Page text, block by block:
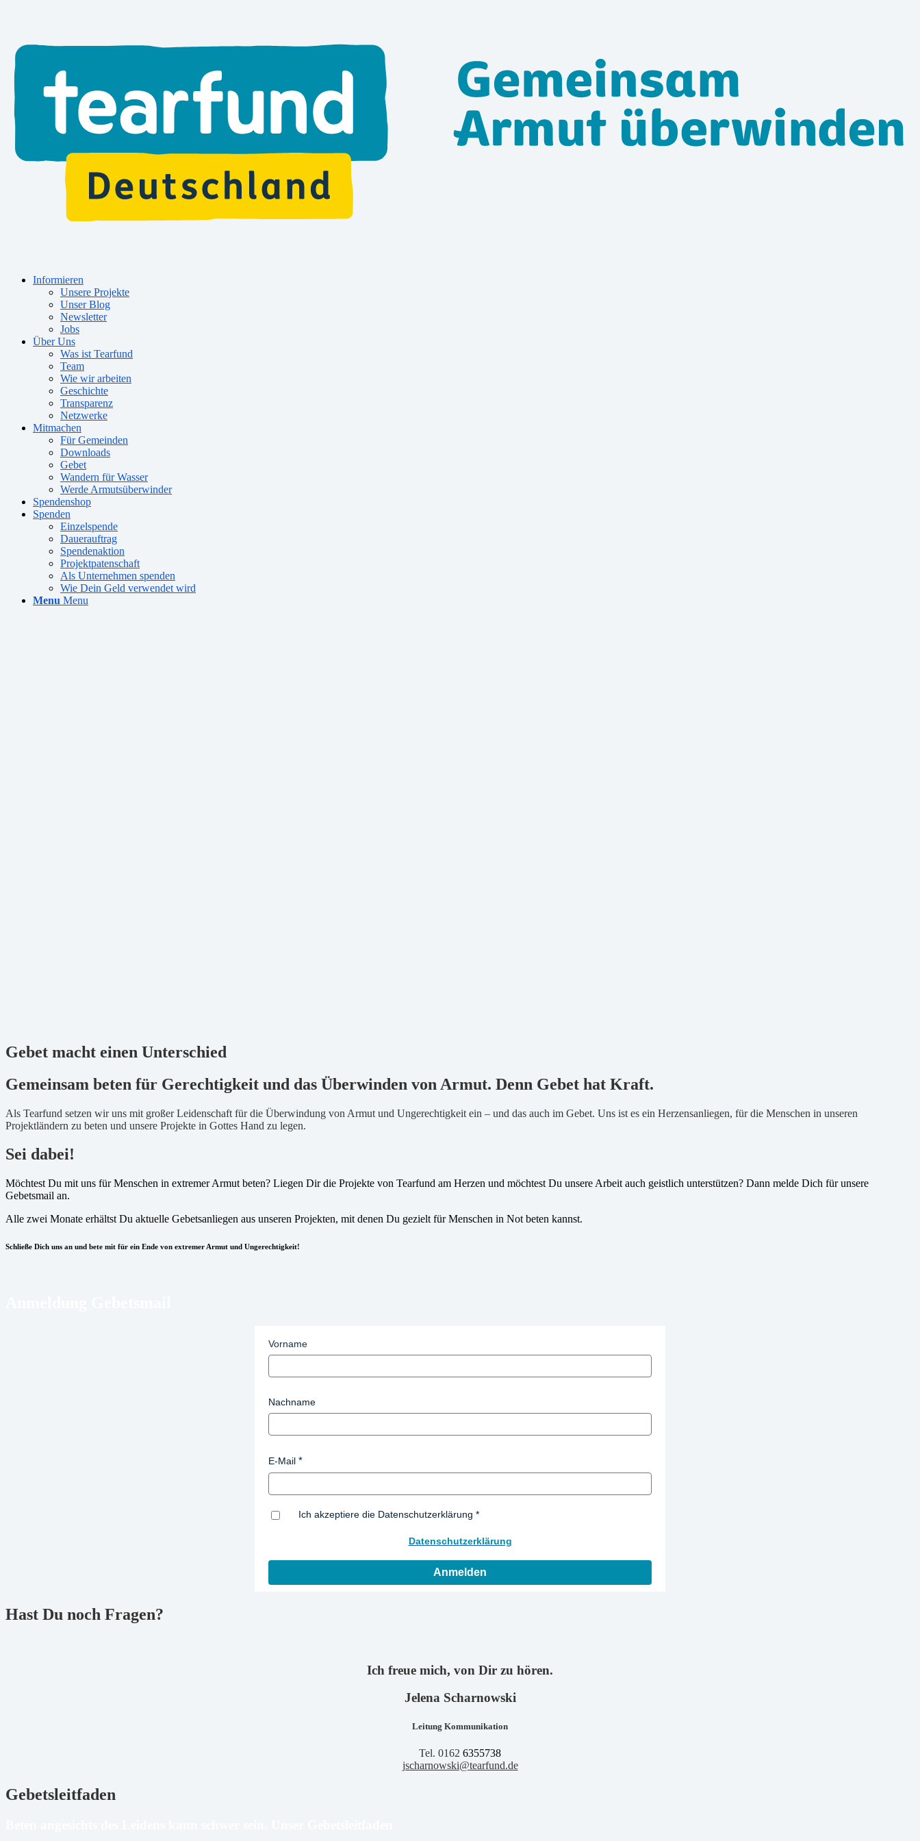
Informieren
Unsere Projekte
Unser Blog
Newsletter
Jobs
Über Uns
Was ist Tearfund
Team
Wie wir arbeiten
Geschichte
Transparenz
Netzwerke
Mitmachen
Für Gemeinden
Downloads
Gebet
Wandern für Wasser
Werde Armutsüberwinder
Spendenshop
Spenden
Einzelspende
Dauerauftrag
Spendenaktion
Projektpatenschaft
Als Unternehmen spenden
Wie Dein Geld verwendet wird
Menu Menu
Gebet macht einen Unterschied
Gemeinsam beten für Gerechtigkeit und das Überwinden von Armut. Denn Gebet hat Kraft.
Als Tearfund setzen wir uns mit großer Leidenschaft für die Überwindung von Armut und Ungerechtigkeit ein – und das auch im Gebet. Uns ist es ein Herzensanliegen, für die Menschen in unseren
Projektländern zu beten und unsere Projekte in Gottes Hand zu legen.
Sei dabei!
Möchtest Du mit uns für Menschen in extremer Armut beten? Liegen Dir die Projekte von Tearfund am Herzen und möchtest Du unsere Arbeit auch geistlich unterstützen? Dann melde Dich für unsere
Gebetsmail an.
Alle zwei Monate erhältst Du aktuelle Gebetsanliegen aus unseren Projekten, mit denen Du gezielt für Menschen in Not beten kannst.
Schließe Dich uns an und bete mit für ein Ende von extremer Armut und Ungerechtigkeit!
Vorname
Nachname
E-Mail
Ich akzeptiere die Datenschutzerklärung
Datenschutzerklärung
Anmelden
Hast Du noch Fragen?
Ich freue mich, von Dir zu hören.
Jelena Scharnowski
Leitung Kommunikation
Tel. 0162 6355738
jscharnowski@tearfund.de
Gebetsleitfaden